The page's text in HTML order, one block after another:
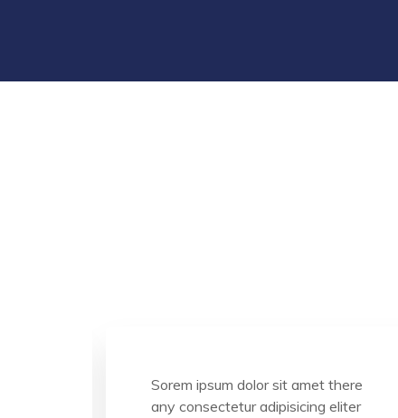
Sorem ipsum dolor sit amet there
any consectetur adipisicing eliter